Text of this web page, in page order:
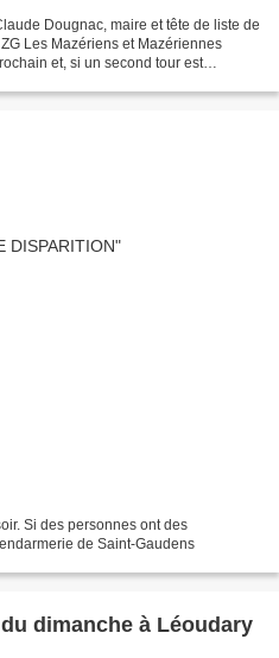
Dougnac, maire et tête de liste de
Les Mazériens et Mazériennes
et, si un second tour est
Si des personnes ont des
de Saint-Gaudens
dimanche à Léoudary